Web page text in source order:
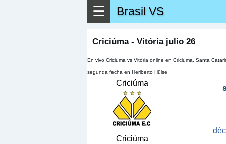
☰ Brasil VS
Criciúma - Vitória julio 26
En vivo Criciúma vs Vitória online en Criciúma, Santa
segunda fecha en Heriberto Hülse
Criciúma
Criciúma